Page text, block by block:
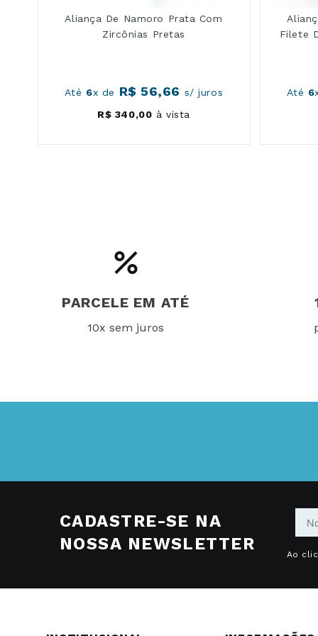
Pedra: Zircônias pretas (filete central)
Modelo: Quadrada, acetinada com filete de ouro e filete de
Diferencial: Combinação de filete de ouro com zircônias pretas
Aliança De Namoro Prata Com
Zircônias Pretas
Até 6x de R$ 56,66 s/ juros
R$ 340,00 à vista
Filete
Até 6
PARCELE EM ATÉ
10x sem juros
CADASTRE-SE NA
NOSSA NEWSLETTER
Ao